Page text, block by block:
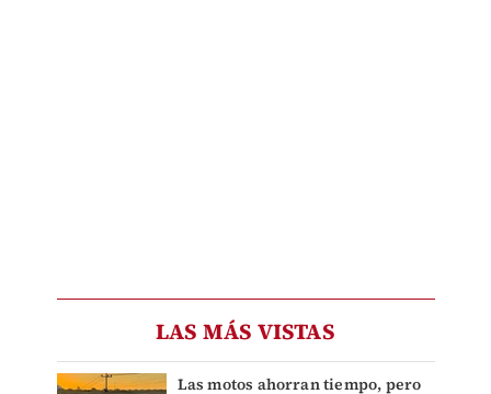
LAS MÁS VISTAS
Las motos ahorran tiempo, pero